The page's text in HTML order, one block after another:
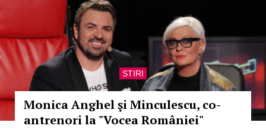
STIRI
Monica Anghel şi Minculescu, co-
antrenori la "Vocea României"